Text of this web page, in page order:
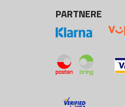
PARTNERE